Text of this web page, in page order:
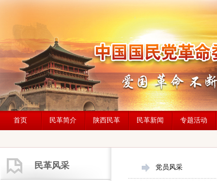
首页 民革简介 陕西民革 民革新闻 专题活动
民革风采 党员风采